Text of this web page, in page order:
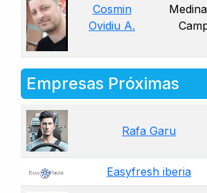
Cosmin
Ovidiu A.
Empresas Próximas
Rafa Garu
Easyfresh iberia